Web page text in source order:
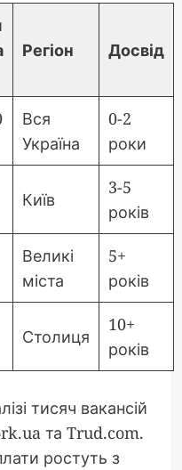
Регіон Досвід
Вся
Україна
0-2
роки
Київ
3-5
років
Великі
міста
5+
років
Столиця
10+
років
тисяч вакансій
та Trud.com.
ростуть з